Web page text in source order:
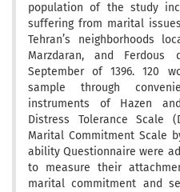
population of the study
suffering from marital
Tehran’s neighborhoods
Marzdaran, and Ferdous
September of 1396. 120
sample through
instruments of Hazen
Distress Tolerance Scale
Marital Commitment Scale
ability Questionnaire were
to measure their
marital commitment and